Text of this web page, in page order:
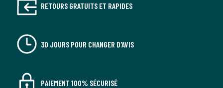
RETOURS GRATUITS ET RAPIDES
30 JOURS POUR CHANGER D'AVIS
PAIEMENT 100% SÉCURISÉ